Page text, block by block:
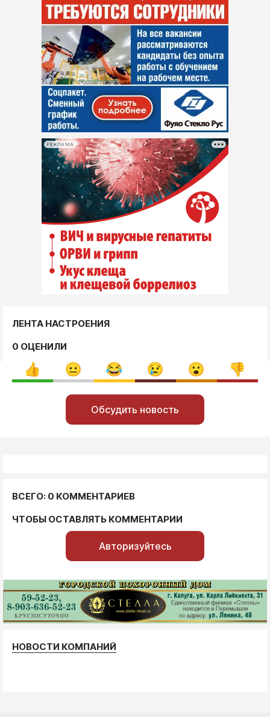
РЕКЛАМА
ЛЕНТА НАСТРОЕНИЯ
0 ОЦЕНИЛИ
Обсудить новость
ВСЕГО: 0 КОММЕНТАРИЕВ
ЧТОБЫ ОСТАВЛЯТЬ КОММЕНТАРИИ
Авторизуйтесь
НОВОСТИ КОМПАНИЙ